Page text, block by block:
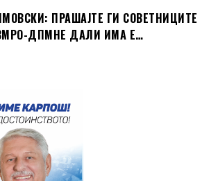
ПРАШАЈТЕ ГИ СОВЕТНИЦИТЕ
ДПМНЕ ДАЛИ ИМА Е…